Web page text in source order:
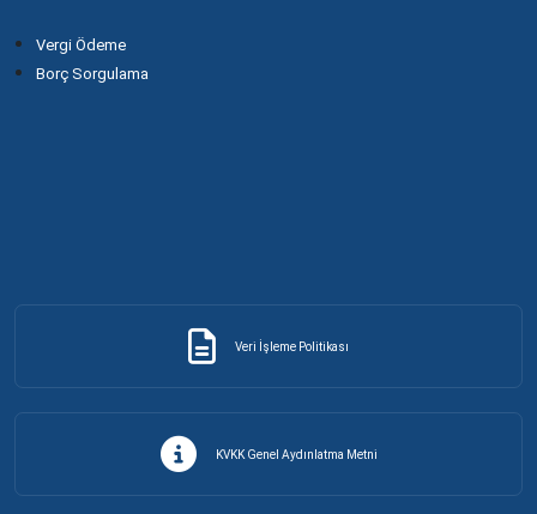
Vergi Ödeme
Borç Sorgulama
Veri İşleme Politikası
KVKK Genel Aydınlatma Metni